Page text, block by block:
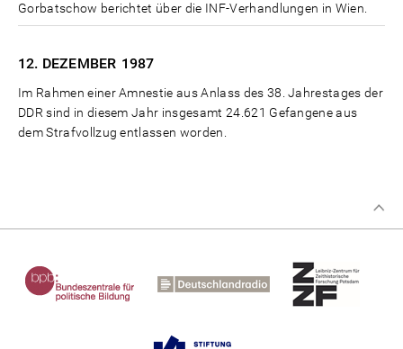
Gorbatschow berichtet über die INF-Verhandlungen in Wien.
12. DEZEMBER 1987
Im Rahmen einer Amnestie aus Anlass des 38. Jahrestages der
DDR sind in diesem Jahr insgesamt 24.621 Gefangene aus
dem Strafvollzug entlassen worden.